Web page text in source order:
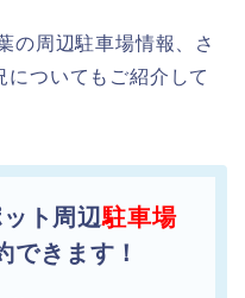
の周辺駐車場情報、さ
についてもご紹介して
ト周辺駐車場
できます！